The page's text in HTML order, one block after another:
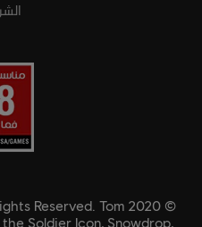
Rights Reserved. Tom
Soldier Icon, Snowdrop,